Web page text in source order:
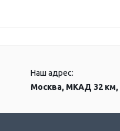
Наш адрес:
Москва, МКАД 32 км,